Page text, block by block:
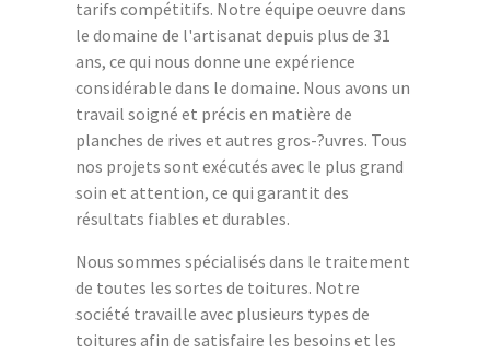
tarifs compétitifs. Notre équipe oeuvre dans
le domaine de l'artisanat depuis plus de 31
ans, ce qui nous donne une expérience
considérable dans le domaine. Nous avons un
travail soigné et précis en matière de
planches de rives et autres gros-?uvres. Tous
nos projets sont exécutés avec le plus grand
soin et attention, ce qui garantit des
résultats fiables et durables.
Nous sommes spécialisés dans le traitement
de toutes les sortes de toitures. Notre
société travaille avec plusieurs types de
toitures afin de satisfaire les besoins et les